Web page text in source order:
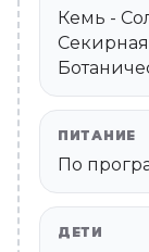
Кемь -
ПИТАНИЕ
По
ДЕТИ